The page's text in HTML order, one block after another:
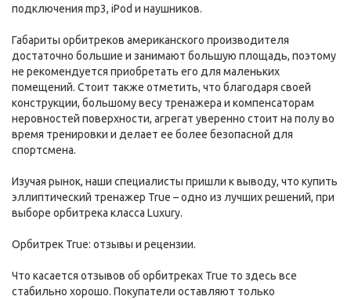
подключения mp3, iPod и наушников.
Габариты орбитреков американского производителя
достаточно большие и занимают большую площадь, поэтому
не рекомендуется приобретать его для маленьких
помещений. Стоит также отметить, что благодаря своей
конструкции, большому весу тренажера и компенсаторам
неровностей поверхности, агрегат уверенно стоит на полу во
время тренировки и делает ее более безопасной для
спортсмена.
Изучая рынок, наши специалисты пришли к выводу, что купить
эллиптический тренажер True – одно из лучших решений, при
выборе орбитрека класса Luxury.
Орбитрек True: отзывы и рецензии.
Что касается отзывов об орбитреках True то здесь все
стабильно хорошо. Покупатели оставляют только